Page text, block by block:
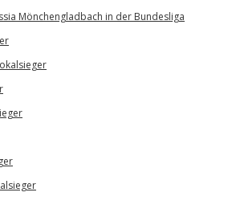
Mönchengladbach in der Bundesliga